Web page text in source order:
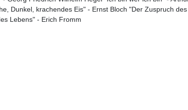
Dunkel, krachendes Eis" - Ernst Bloch "Der Zuspruch
Lebens" - Erich Fromm